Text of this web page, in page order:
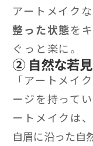
アートメイクな
整った状態を
ぐっと楽に。
② 自然な若
「アートメイ
ージを持って
ートメイクは、
自眉に沿った自